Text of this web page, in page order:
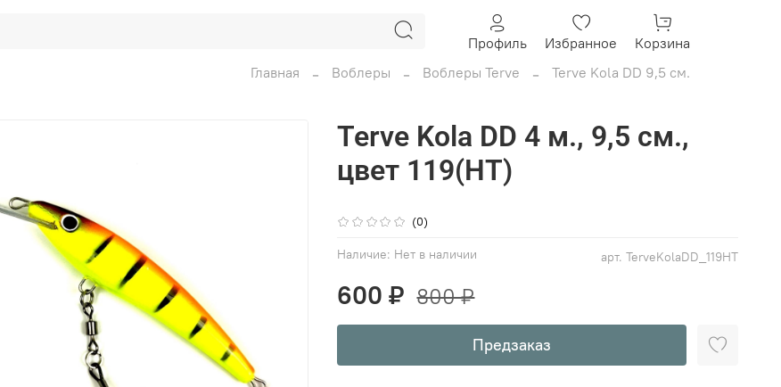
Профиль Избранное
Корзина
Главная
Воблеры Воблеры Terve Terve Kola DD 9,5 см.
(0)
арт.TerveKolaDD_119HT
Наличие: Нет в наличии
Terve Kola DD 4 м., 9,5 см.,
цвет 119(HT)
600 ₽ 800 ₽
Предзаказ